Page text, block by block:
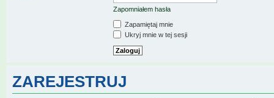
Zapomniałem hasła
Zapamiętaj mnie
Ukryj mnie w tej sesji
ZAREJESTRUJ